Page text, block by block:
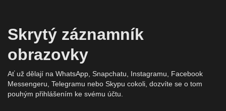
Skrytý záznamník
obrazovky
Ať už dělají na WhatsApp, Snapchatu, Instagramu, Facebook
Messengeru, Telegramu nebo Skypu cokoli, dozvíte se o tom
pouhým přihlášením ke svému účtu.